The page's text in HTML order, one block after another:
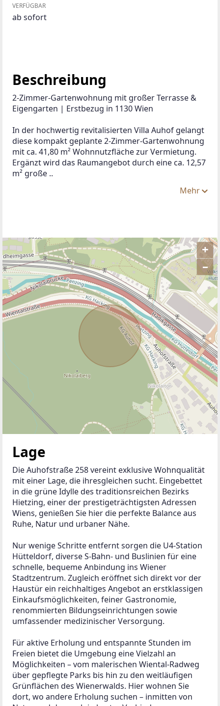
VERFÜGBAR
ab sofort
Beschreibung
2-Zimmer-Gartenwohnung mit großer Terrasse &
Eigengarten | Erstbezug in 1130 Wien
In der hochwertig revitalisierten Villa Auhof gelangt
diese kompakt geplante 2-Zimmer-Gartenwohnung
mit ca. 41,80 m² Wohnnutzfläche zur Vermietung.
Ergänzt wird das Raumangebot durch eine ca. 12,57
m² große ..
Mehr
+
–
ANBIETER KONTAKTIEREN
Lage
Die Auhofstraße 258 vereint exklusive Wohnqualität
mit einer Lage, die ihresgleichen sucht. Eingebettet
in die grüne Idylle des traditionsreichen Bezirks
Hietzing, einer der prestigeträchtigsten Adressen
Wiens, genießen Sie hier die perfekte Balance aus
Ruhe, Natur und urbaner Nähe.
Nur wenige Schritte entfernt sorgen die U4-Station
Hütteldorf, diverse S-Bahn- und Buslinien für eine
schnelle, bequeme Anbindung ins Wiener
Stadtzentrum. Zugleich eröffnet sich direkt vor der
Haustür ein reichhaltiges Angebot an erstklassigen
Einkaufsmöglichkeiten, feiner Gastronomie,
renommierten Bildungseinrichtungen sowie
umfassender medizinischer Versorgung.
Für aktive Erholung und entspannte Stunden im
Freien bietet die Umgebung eine Vielzahl an
Möglichkeiten – vom malerischen Wiental-Radweg
über gepflegte Parks bis hin zu den weitläufigen
Grünflächen des Wienerwalds. Hier wohnen Sie
dort, wo andere Erholung suchen – inmitten von